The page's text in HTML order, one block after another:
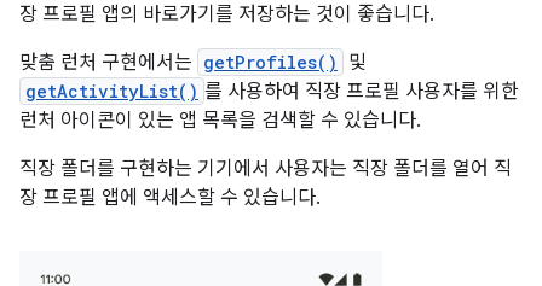
장 프로필 앱의 바로가기를 저장하는 것이 좋습니다.
맞춤 런처 구현에서는 getProfiles() 및
getActivityList() 를 사용하여 직장 프로필 사용자를 위한
런처 아이콘이 있는 앱 목록을 검색할 수 있습니다.
직장 폴더를 구현하는 기기에서 사용자는 직장 폴더를 열어 직
장 프로필 앱에 액세스할 수 있습니다.